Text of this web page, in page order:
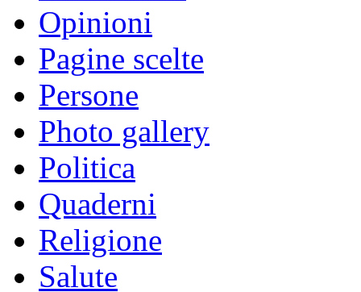
Opinioni
Pagine scelte
Persone
Photo gallery
Politica
Quaderni
Religione
Salute